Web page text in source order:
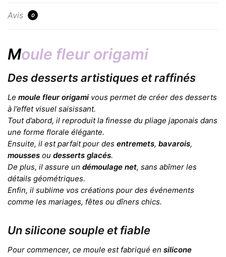
Avis 0
Moule fleur origami
Des desserts artistiques et raffinés
Le moule fleur origami vous permet de créer des desserts
à l’effet visuel saisissant.
Tout d’abord, il reproduit la finesse du pliage japonais dans
une forme florale élégante.
Ensuite, il est parfait pour des entremets, bavarois,
mousses ou desserts glacés.
De plus, il assure un démoulage net, sans abîmer les
détails géométriques.
Enfin, il sublime vos créations pour des événements
comme les mariages, fêtes ou dîners chics.
Un silicone souple et fiable
Pour commencer, ce moule est fabriqué en silicone